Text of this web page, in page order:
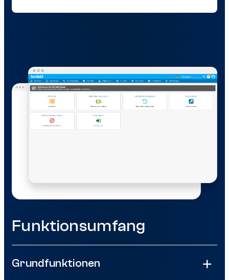
Funktionsumfang
Grundfunktionen